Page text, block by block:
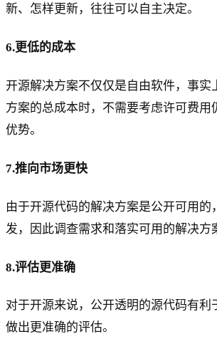
新、怎样更新，往往可以自主决定。
6.更低的成本
开源解决方案不仅仅是自由软件，事实
方案的总成本时，不需要考虑许可费用
优势。
7.推向市场更快
由于开源代码的解决方案是公开可用的
发，因此调查需求和落实可用的解决方
8.评估更准确
对于开源来说，公开透明的源代码有利
做出更准确的评估。